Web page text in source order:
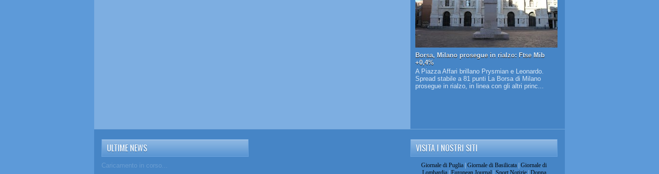
Borsa, Milano prosegue in rialzo: Ftse Mib
+0,4%
A Piazza Affari brillano Prysmian e Leonardo.
Spread stabile a 81 punti La Borsa di Milano
prosegue in rialzo, in linea con gli altri princ...
ULTIME NEWS
Caricamento in corso...
VISITA I NOSTRI SITI
Giornale di Puglia | Giornale di Basilicata | Giornale di
Lombardia| European Journal| Sport Notizie| Donna